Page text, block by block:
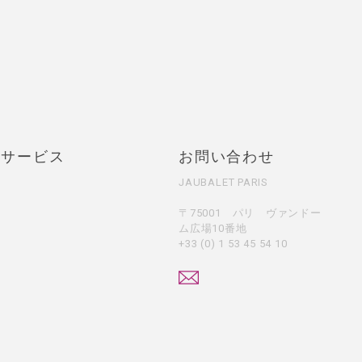
ービス お問い合わせ
JAUBALET PARIS
〒75001 パリ ヴァンドー
ム広場10番地
+33 (0) 1 53 45 54 10